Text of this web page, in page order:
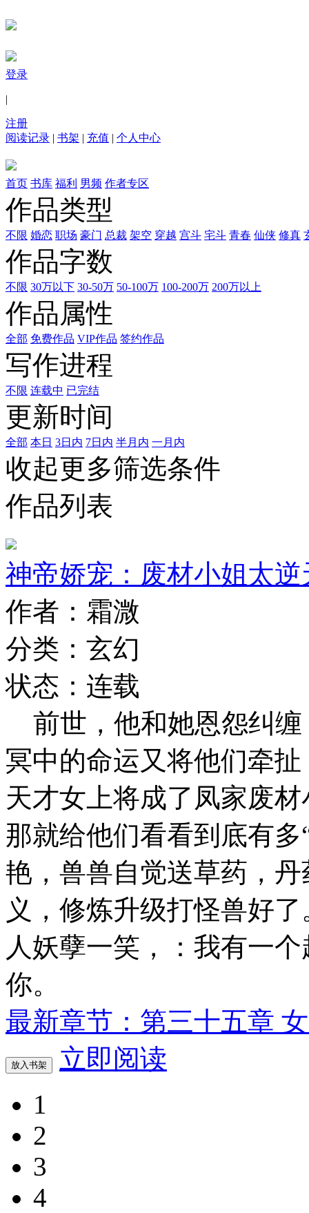
登录
|
注册
阅读记录 | 书架 | 充值 | 个人中心
首页 书库 福利 男频 作者专区
作品类型
不限 婚恋 职场 豪门 总裁 架空 穿越 宫斗 宅斗 青春 仙侠 修真
作品字数
不限 30万以下 30-50万 50-100万 100-200万 200万以上
作品属性
全部 免费作品 VIP作品 签约作品
写作进程
不限 连载中 已完结
更新时间
全部 本日 3日内 7日内 半月内 一月内
收起更多筛选条件
作品列表
神帝娇宠：废材小姐太逆
作者：霜溦
分类：玄幻
状态：连载
前世，他和她恩怨纠缠
冥中的命运又将他们牵
天才女上将成了凤家废
那就给他们看看到底有
艳，兽兽自觉送草药，丹
义，修炼升级打怪兽好
人妖孽一笑，：我有一
你。
最新章节：第三十五章
放入书架
立即阅读
1
2
3
4